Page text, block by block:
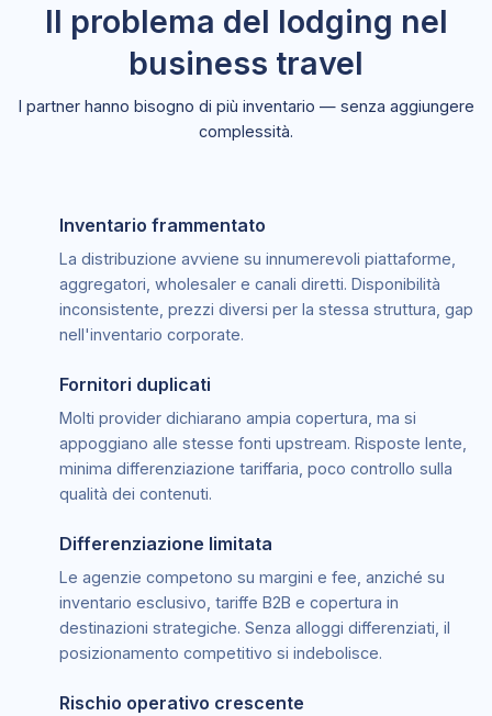
Il problema del lodging nel
business travel
I partner hanno bisogno di più inventario — senza aggiungere
complessità.
Inventario frammentato
La distribuzione avviene su innumerevoli piattaforme,
aggregatori, wholesaler e canali diretti. Disponibilità
inconsistente, prezzi diversi per la stessa struttura, gap
nell'inventario corporate.
Fornitori duplicati
Molti provider dichiarano ampia copertura, ma si
appoggiano alle stesse fonti upstream. Risposte lente,
minima differenziazione tariffaria, poco controllo sulla
qualità dei contenuti.
Differenziazione limitata
Le agenzie competono su margini e fee, anziché su
inventario esclusivo, tariffe B2B e copertura in
destinazioni strategiche. Senza alloggi differenziati, il
posizionamento competitivo si indebolisce.
Rischio operativo crescente